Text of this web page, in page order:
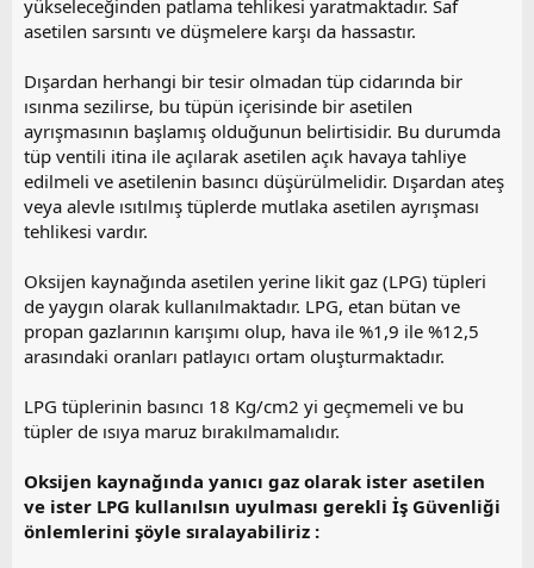
yükseleceğinden patlama tehlikesi yaratmaktadır. Saf
asetilen sarsıntı ve düşmelere karşı da hassastır.
Dışardan herhangi bir tesir olmadan tüp cidarında bir
ısınma sezilirse, bu tüpün içerisinde bir asetilen
ayrışmasının başlamış olduğunun belirtisidir. Bu durumda
tüp ventili itina ile açılarak asetilen açık havaya tahliye
edilmeli ve asetilenin basıncı düşürülmelidir. Dışardan ateş
veya alevle ısıtılmış tüplerde mutlaka asetilen ayrışması
tehlikesi vardır.
Oksijen kaynağında asetilen yerine likit gaz (LPG) tüpleri
de yaygın olarak kullanılmaktadır. LPG, etan bütan ve
propan gazlarının karışımı olup, hava ile %1,9 ile %12,5
arasındaki oranları patlayıcı ortam oluşturmaktadır.
LPG tüplerinin basıncı 18 Kg/cm2 yi geçmemeli ve bu
tüpler de ısıya maruz bırakılmamalıdır.
Oksijen kaynağında yanıcı gaz olarak ister asetilen
ve ister LPG kullanılsın uyulması gerekli İş Güvenliği
önlemlerini şöyle sıralayabiliriz :